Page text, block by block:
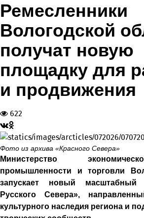
Ремесленники
Вологодской
получат новую
площадку для
и продвижения
622
Фото из архива «Красного Севера»
Министерство
промышленности и торговли
запускает новый масштабный
Русского Севера»,
культурного наследия региона и